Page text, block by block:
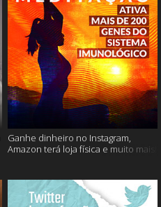
Ganhe dinheiro no Instagram,
Amazon terá loja física e muito mais!